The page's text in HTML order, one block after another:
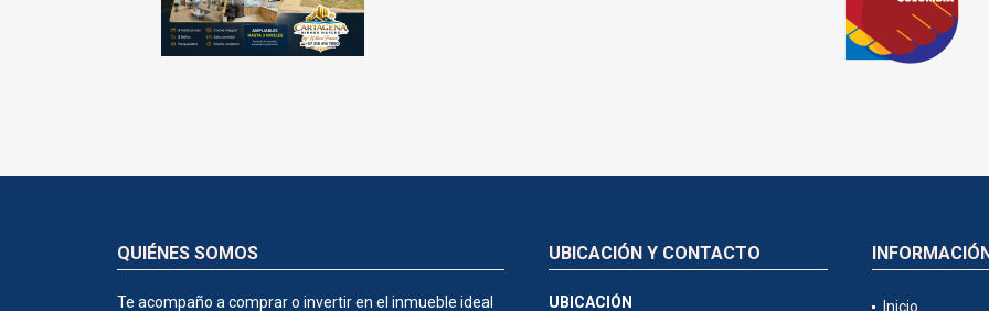
QUIÉNES SOMOS
Te acompaño a comprar o invertir en el inmueble ideal
UBICACIÓN Y CONTACTO
UBICACIÓN Inicio